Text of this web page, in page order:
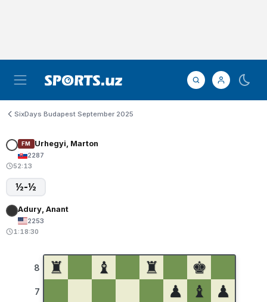
SixDays Budapest September 2025
FM Urhegyi, Marton
2287
52:13
½-½
Adury, Anant
2253
1:18:30
8
7
♜ ♝ ♜
♚
♟
♝
♟